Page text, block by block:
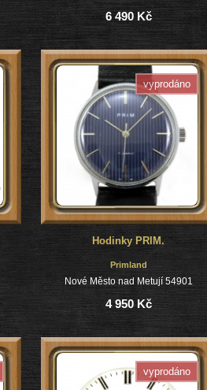
6 490 Kč
vyprodáno
Hodinky PRIM.
Primland
Nové Město nad Metují 54901
4 950 Kč
vyprodáno